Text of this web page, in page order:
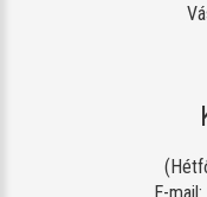
E-mail: